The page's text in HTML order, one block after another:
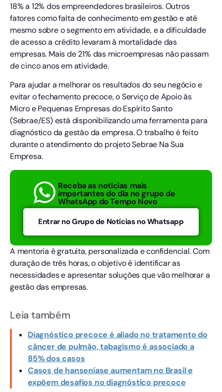
18% a 12% dos empreendedores brasileiros. Outros
fatores como falta de conhecimento em gestão e até
mesmo sobre o segmento em atividade, e a dificuldade
de acesso a crédito levaram à mortalidade das
empresas. Mais de 21% das microempresas não passam
de cinco anos em atividade.
Para ajudar a melhorar os resultados do seu negócio e
evitar o fechamento precoce, o Serviço de Apoio às
Micro e Pequenas Empresas do Espírito Santo
(Sebrae/ES) está disponibilizando uma ferramenta para
diagnóstico da gestão da empresa. O trabalho é feito
durante o atendimento do projeto Sebrae Na Sua
Empresa.
Receba as notícias mais
importantes do dia no grupo de
WhatsApp do Tempo Novo
Entrar no Grupo de Notícias no Whatsapp
A mentoria é gratuita, personalizada e confidencial. Com
duração de três horas, o objetivo é identificar as
necessidades e apresentar soluções que vão melhorar a
gestão das empresas.
Leia também
Diagnóstico precoce é aliado no tratamento do
câncer de pulmão, tabagismo é associado a
85% dos casos
Casos de hanseníase aumentam no Brasil e
expõem desafios no diagnóstico precoce